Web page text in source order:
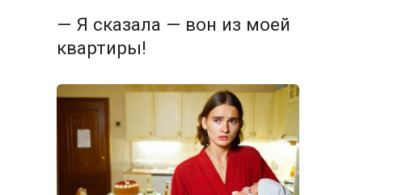
— Я сказала — вон из моей
квартиры!